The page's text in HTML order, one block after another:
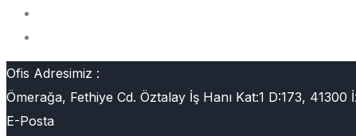
Ofis Adresimiz :
Ömerağa, Fethiye Cd. Öztalay İş Hanı Kat:1 D:173, 41300
E-Posta